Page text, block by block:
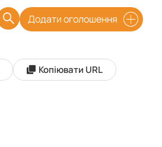
Додати оголошення
Копіювати URL